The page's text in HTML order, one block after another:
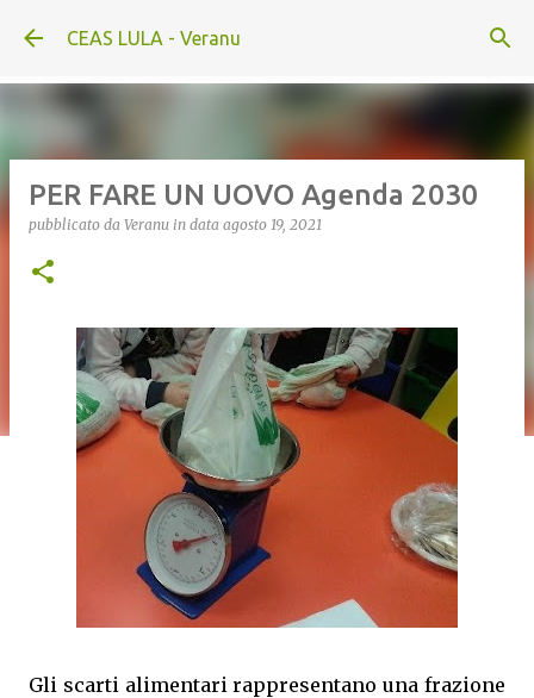
Passa ai contenuti principali
CEAS LULA - Veranu
PER FARE UN UOVO Agenda 2030
pubblicato da Veranu in data agosto 19, 2021
Gli scarti alimentari rappresentano una frazione